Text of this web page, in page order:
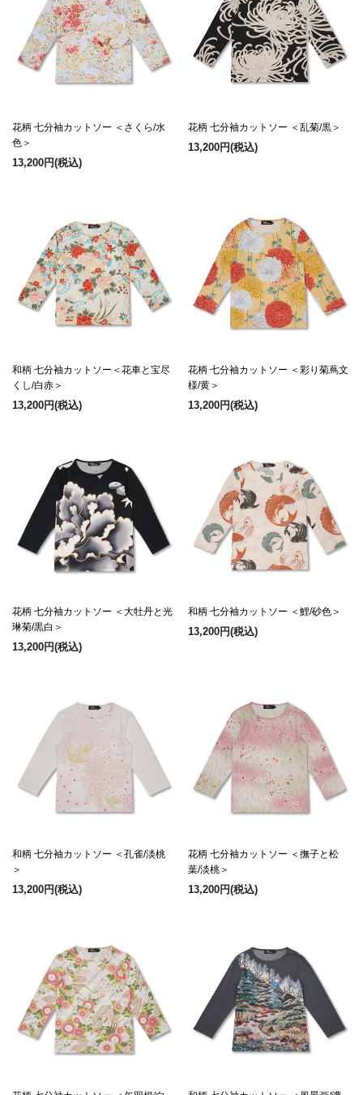
花柄 七分袖カットソー ＜さくら/水
色＞
13,200円(税込)
花柄 七分袖カットソー ＜乱菊/黒＞
13,200円(税込)
和柄 七分袖カットソー＜花車と宝尽
くし/白赤＞
13,200円(税込)
花柄 七分袖カットソー ＜彩り菊蔦文
様/黄＞
13,200円(税込)
花柄 七分袖カットソー ＜大牡丹と光
琳菊/黒白＞
13,200円(税込)
和柄 七分袖カットソー ＜鯉/砂色＞
13,200円(税込)
和柄 七分袖カットソー ＜孔雀/淡桃
＞
13,200円(税込)
花柄 七分袖カットソー ＜撫子と松
葉/淡桃＞
13,200円(税込)